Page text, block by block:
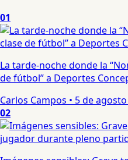
01
La tarde-noche donde la
de fútbol” a Deportes
Carlos Campos • 5 de
02